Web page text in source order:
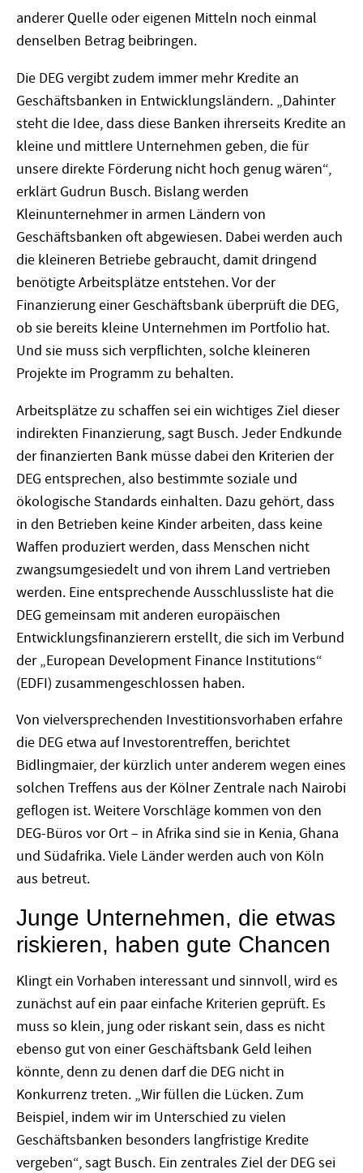
anderer Quelle oder eigenen Mitteln noch einmal
denselben Betrag beibringen.
Die DEG vergibt zudem immer mehr Kredite an
Geschäftsbanken in Entwicklungsländern. „Dahinter
steht die Idee, dass diese Banken ihrerseits Kredite an
kleine und mittlere Unternehmen geben, die für
unsere direkte Förderung nicht hoch genug wären“,
erklärt Gudrun Busch. Bislang werden
Kleinunternehmer in armen Ländern von
Geschäftsbanken oft abgewiesen. Dabei werden auch
die kleineren Betriebe gebraucht, damit dringend
benötigte Arbeitsplätze entstehen. Vor der
Finanzierung einer Geschäftsbank überprüft die DEG,
ob sie bereits kleine Unternehmen im Portfolio hat.
Und sie muss sich verpflichten, solche kleineren
Projekte im Programm zu behalten.
Arbeitsplätze zu schaffen sei ein wichtiges Ziel dieser
indirekten Finanzierung, sagt Busch. Jeder Endkunde
der finanzierten Bank müsse dabei den Kriterien der
DEG entsprechen, also bestimmte soziale und
ökologische Standards einhalten. Dazu gehört, dass
in den Betrieben keine Kinder arbeiten, dass keine
Waffen produziert werden, dass Menschen nicht
zwangsumgesiedelt und von ihrem Land vertrieben
werden. Eine entsprechende Ausschlussliste hat die
DEG gemeinsam mit anderen europäischen
Entwicklungsfinanzierern erstellt, die sich im Verbund
der „European Development Finance Institutions“
(EDFI) zusammengeschlossen haben.
Von vielversprechenden Investitionsvorhaben erfahre
die DEG etwa auf Investorentreffen, berichtet
Bidlingmaier, der kürzlich unter anderem wegen eines
solchen Treffens aus der Kölner Zentrale nach Nairobi
geflogen ist. Weitere Vorschläge kommen von den
DEG-Büros vor Ort – in Afrika sind sie in Kenia, Ghana
und Südafrika. Viele Länder werden auch von Köln
aus betreut.
Junge Unternehmen, die etwas
riskieren, haben gute Chancen
Klingt ein Vorhaben interessant und sinnvoll, wird es
zunächst auf ein paar einfache Kriterien geprüft. Es
muss so klein, jung oder riskant sein, dass es nicht
ebenso gut von einer Geschäftsbank Geld leihen
könnte, denn zu denen darf die DEG nicht in
Konkurrenz treten. „Wir füllen die Lücken. Zum
Beispiel, indem wir im Unterschied zu vielen
Geschäftsbanken besonders langfristige Kredite
vergeben“, sagt Busch. Ein zentrales Ziel der DEG sei